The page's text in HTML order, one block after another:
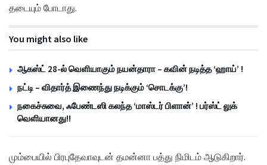
தடையும் போடாது.
You might also like
ஆகஸ்ட் 28-ல் வெளியாகும் நயன்தாரா – கவின் நடித்த ‘ஹாய்’ !
நட்டி – விதார்த் இணைந்து நடிக்கும் ‘சொடக்கு’!
நகைச்சுவை, ஃபேண்டஸி கலந்த ‘மாஸ்டர் பிளான்’ ! பர்ஸ்ட் லுக்
வெளியானது!!
மும்பையில் பிரபுதேவாவுடன் தமன்னா பத்து நிமிடம் ஆடுகிறார்.